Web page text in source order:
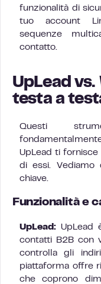
funzionalità di
tuo account
sequenze
contatto.
UpLead
testa a
Questi
UpLead ti fornisce
di essi. Vediamo
chiave.
Funzionalità e
UpLead: UpLead
contatti B2B con
controlla gli
piattaforma offre
che coprono